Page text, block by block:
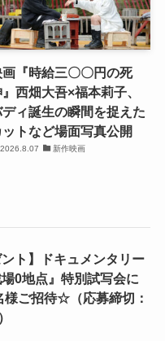
画『時給三〇〇円の死
西畑大吾×福本莉子、
ィ誕生の瞬間を捉えた
ットなど場面写真公開
2026.8.07 新作映画
ント】ドキュメンタリー
0地点』特別試写会に
様ご招待☆（応募締切：